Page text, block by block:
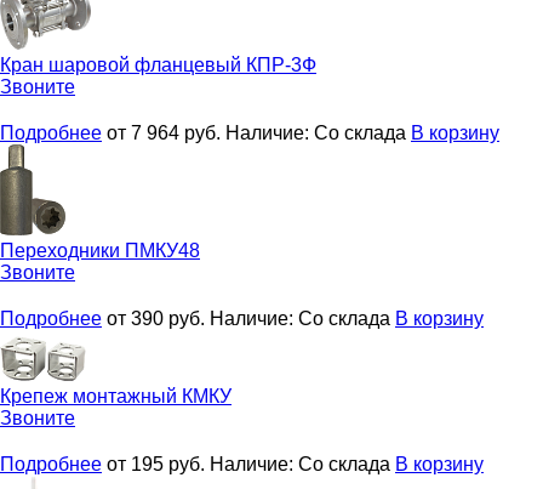
Кран шаровой фланцевый КПР-3Ф
Звоните
Подробнее от 7 964 руб. Наличие: Со склада В корзину
Переходники ПМКУ48
Звоните
Подробнее от 390 руб. Наличие: Со склада В корзину
Крепеж монтажный КМКУ
Звоните
Подробнее от 195 руб. Наличие: Со склада В корзину